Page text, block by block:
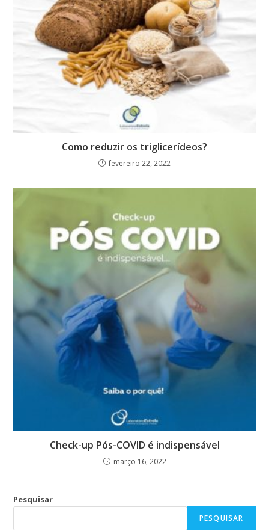
Como reduzir os triglicerídeos?
fevereiro 22, 2022
Check-up Pós-COVID é indispensável
março 16, 2022
Pesquisar
PESQUISAR